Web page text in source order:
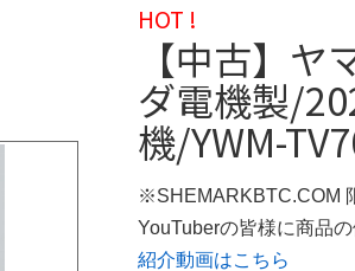
HOT !
【中古】
ダ電機製/
機/YWM-
※SHEMARKBTC.COM
YouTuberの皆様に商品
紹介動画はこちら